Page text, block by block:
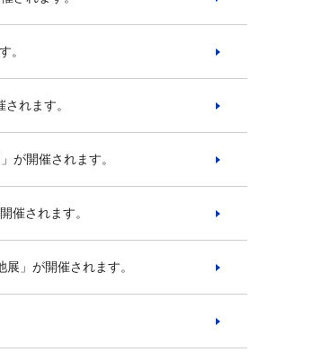
。
れます。
が開催されます。
催されます。
」が開催されます。